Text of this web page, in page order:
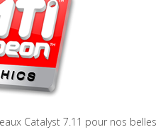
Catalyst 7.11 pour nos belles